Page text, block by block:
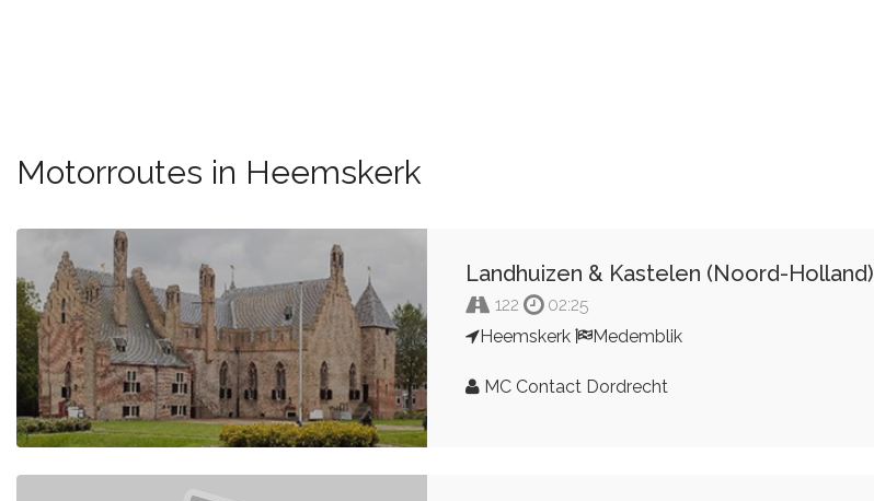
Motorroutes in Heemskerk
Landhuizen & Kastelen (Noord-Holland)
122
02:25
Heemskerk
Medemblik
MC Contact Dordrecht